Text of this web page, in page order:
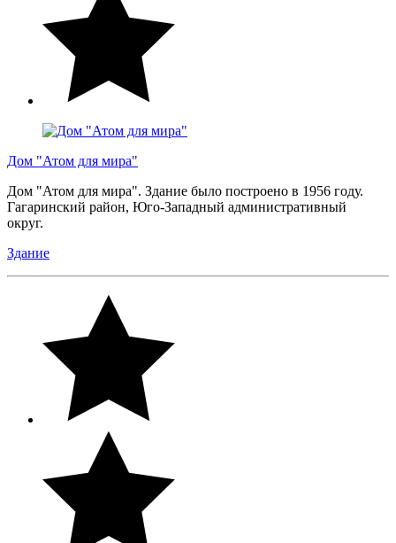
Дом "Атом для мира"
Дом "Атом для мира". Здание было построено в 1956 году.
Гагаринский район, Юго-Западный административный
округ.
Здание